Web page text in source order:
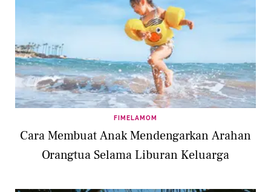
FIMELAMOM
Cara Membuat Anak Mendengarkan Arahan
Orangtua Selama Liburan Keluarga